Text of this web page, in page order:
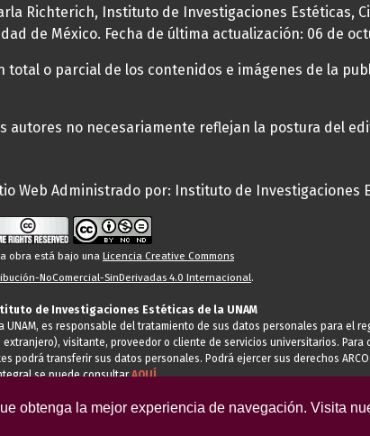
obtenga la mejor experiencia de navegación. Visita
Richterich, Instituto de Investigaciones Estéticas,
de México. Fecha de última actualización: 06 de
total o parcial de los contenidos e imágenes de la
autores no necesariamente reflejan la postura del
Web Administrado por: Instituto de Investigaciones
obra está bajo una Licencia Creative Commons
NoComercial-SinDerivadas 4.0 Internacional.
de Investigaciones Estéticas de la UNAM
UNAM, es responsable del tratamiento de sus datos personales para el
visitante, proveedor o cliente de servicios universitarios.
podrá transferir sus datos personales. Podrá ejercer sus derechos
se puede consultarAQUÍ